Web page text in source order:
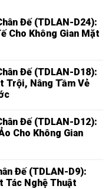
Đế (TDLAN-D24):
Cho Không Gian Mặt
Đế (TDLAN-D18):
Trội, Nâng Tầm Vẻ
Đế (TDLAN-D12):
Cho Không Gian
Đế (TDLAN-D9):
Tác Nghệ Thuật